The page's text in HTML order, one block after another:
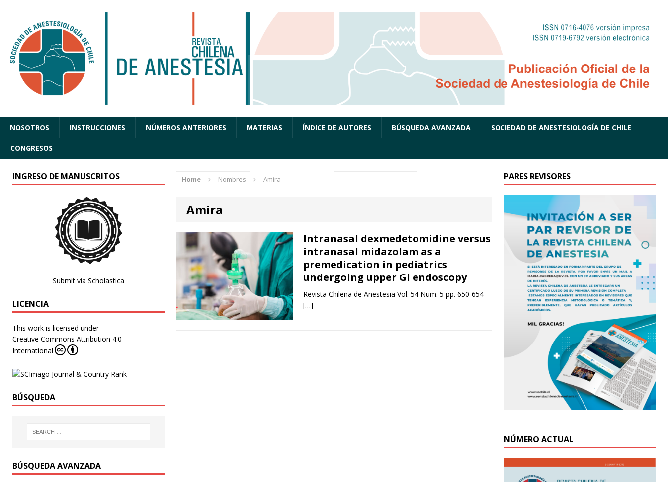
NOSOTROS INSTRUCCIONES NÚMEROS ANTERIORES MATERIAS ÍNDICE DE AUTORES BÚSQUEDA AVANZADA SOCIEDAD DE ANESTESIOLOGÍA DE CHILE
CONGRESOS
Home Nombres Amira
Amira
Intranasal dexmedetomidine versus
intranasal midazolam as a
premedication in pediatrics
undergoing upper GI endoscopy
Revista Chilena de Anestesia Vol. 54 Num. 5 pp. 650-654
[…]
INGRESO DE MANUSCRITOS
Submit via Scholastica
LICENCIA
This work is licensed under
Creative Commons Attribution 4.0
International
BÚSQUEDA
BÚSQUEDA AVANZADA
PARES REVISORES
NÚMERO ACTUAL